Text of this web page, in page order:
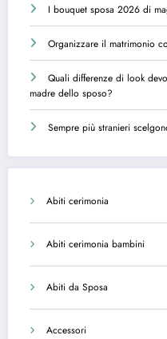
I bouquet sposa 2026 di
Organizzare il matrimonio
Quali differenze di look
madre dello sposo?
Sempre più stranieri
Abiti cerimonia
Abiti cerimonia bambini
Abiti da Sposa
Accessori